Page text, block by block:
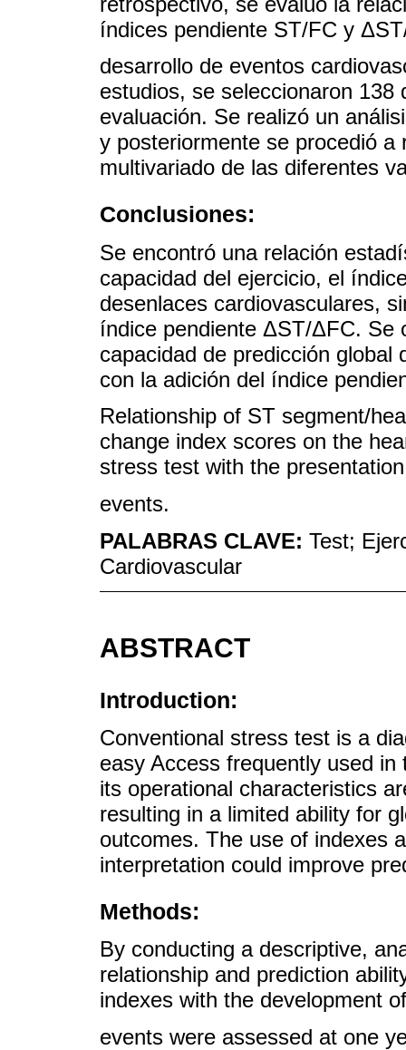
índices pendiente ST/FC y
desarrollo de eventos
estudios, se seleccionaron
evaluación. Se realizó un
y posteriormente se procedió a
multivariado de las diferentes
Conclusiones:
Se encontró una relación
capacidad del ejercicio, el
desenlaces cardiovasculares,
índice pendiente ΔST/ΔFC. Se
capacidad de predicción global
con la adición del índice
Relationship of ST segment/
change index scores on the
stress test with the
events.
PALABRAS CLAVE: Test;
Cardiovascular
ABSTRACT
Introduction:
Conventional stress test is a
easy Access frequently used
its operational characteristics
resulting in a limited ability for
outcomes. The use of indexes
interpretation could improve
Methods:
By conducting a descriptive,
relationship and prediction
indexes with the development
events were assessed at one